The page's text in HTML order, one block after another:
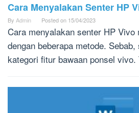
Cara Menyalakan Senter HP
By Admin Posted on 15/04/2023
Cara menyalakan senter HP Vivo
dengan beberapa metode.
kategori fitur bawaan ponsel